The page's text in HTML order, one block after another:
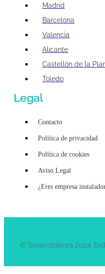
Madrid
Barcelona
Valencia
Alicante
Castellón de la
Toledo
Legal
Contacto
Política de privacidad
Política de cookies
Aviso Legal
¿Eres empresa
© Solainstala.es 2024